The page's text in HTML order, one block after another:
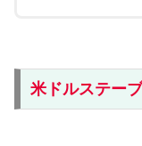
米ドルステー